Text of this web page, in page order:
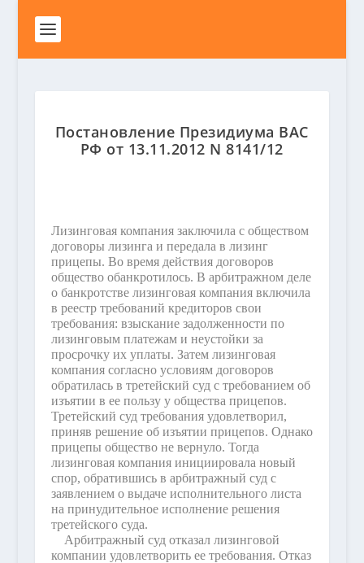
Постановление Президиума ВАС
РФ от 13.11.2012 N 8141/12
Лизинговая компания заключила с обществом
договоры лизинга и передала в лизинг
прицепы. Во время действия договоров
общество обанкротилось. В арбитражном деле
о банкротстве лизинговая компания включила
в реестр требований кредиторов свои
требования: взыскание задолженности по
лизинговым платежам и неустойки за
просрочку их уплаты. Затем лизинговая
компания согласно условиям договоров
обратилась в третейский суд с требованием об
изъятии в ее пользу у общества прицепов.
Третейский суд требования удовлетворил,
приняв решение об изъятии прицепов. Однако
прицепы общество не вернуло. Тогда
лизинговая компания инициировала новый
спор, обратившись в арбитражный суд с
заявлением о выдаче исполнительного листа
на принудительное исполнение решения
третейского суда.
Арбитражный суд отказал лизинговой
компании удовлетворить ее требования. Отказ